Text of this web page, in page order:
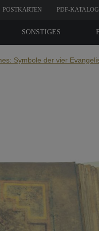
POSTKARTEN PDF-
SONSTIGES
Symbole der vier